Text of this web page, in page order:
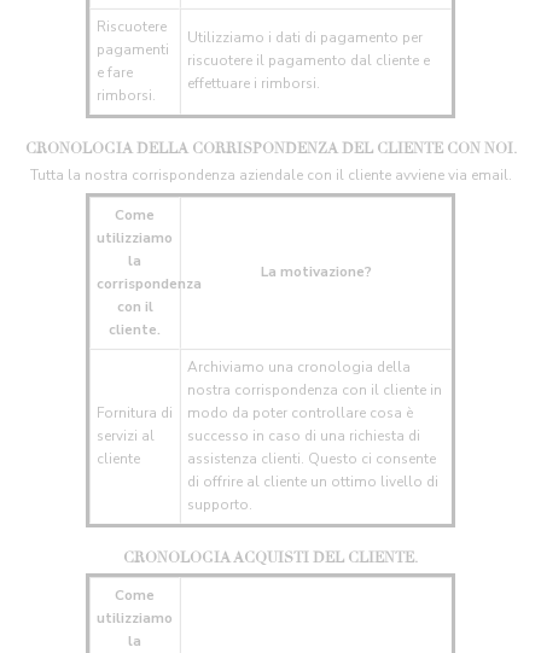
Riscuotere
pagamenti
e fare
rimborsi.
Utilizziamo i dati di pagamento per
riscuotere il pagamento dal cliente e
effettuare i rimborsi.
CRONOLOGIA DELLA CORRISPONDENZA DEL CLIENTE CON NOI.
Tutta la nostra corrispondenza aziendale con il cliente avviene via email.
Come
utilizziamo
la
corrispondenza
con il
cliente.
La motivazione?
Fornitura di
servizi al
cliente
Archiviamo una cronologia della
nostra corrispondenza con il cliente in
modo da poter controllare cosa è
successo in caso di una richiesta di
assistenza clienti. Questo ci consente
di offrire al cliente un ottimo livello di
supporto.
CRONOLOGIA ACQUISTI DEL CLIENTE.
Come
utilizziamo
la